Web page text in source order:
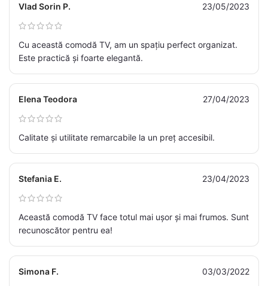
Vlad Sorin P. 23/05/2023
Cu această comodă TV, am un spațiu perfect organizat.
Este practică și foarte elegantă.
Elena Teodora 27/04/2023
Calitate și utilitate remarcabile la un preț accesibil.
Stefania E. 23/04/2023
Această comodă TV face totul mai ușor și mai frumos. Sunt
recunoscător pentru ea!
Simona F. 03/03/2022